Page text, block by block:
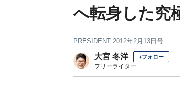
へ転身した究
PRESIDENT 2012年2月13日号
大宮 冬洋 +フォロー
フリーライター